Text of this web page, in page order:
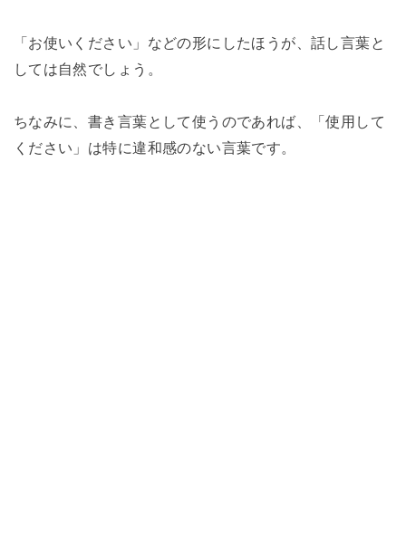
「お使いください」などの形にしたほうが、話し言葉と
しては自然でしょう。
ちなみに、書き言葉として使うのであれば、「使用して
ください」は特に違和感のない言葉です。